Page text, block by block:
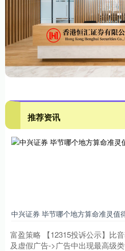
推荐资讯
中兴证券 毕节哪个地方算命准灵值
富盈策略 【12315投诉公示】比
及虚假广告->广告中出现最高级